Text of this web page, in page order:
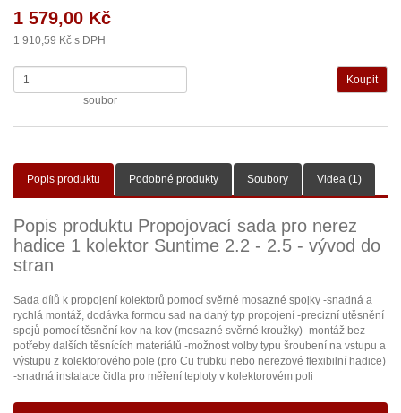
1 579,00 Kč
1 910,59 Kč s DPH
soubor
Popis produktu Podobné produkty Soubory Videa (1)
Popis produktu Propojovací sada pro nerez
hadice 1 kolektor Suntime 2.2 - 2.5 - vývod do
stran
Sada dílů k propojení kolektorů pomocí svěrné mosazné spojky -snadná a
rychlá montáž, dodávka formou sad na daný typ propojení -precizní utěsnění
spojů pomocí těsnění kov na kov (mosazné svěrné kroužky) -montáž bez
potřeby dalších těsnících materiálů -možnost volby typu šroubení na vstupu a
výstupu z kolektorového pole (pro Cu trubku nebo nerezové flexibilní hadice)
-snadná instalace čidla pro měření teploty v kolektorovém poli